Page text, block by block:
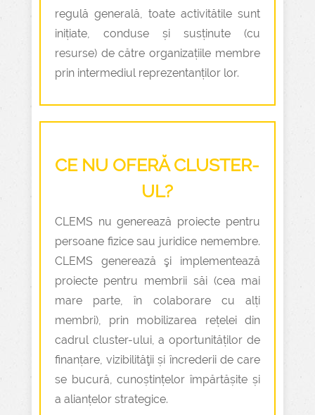
regulă generală, toate activitătile sunt
inițiate, conduse și susținute (cu
resurse) de către organizațiile membre
prin intermediul reprezentanților lor.
CE NU OFERĂ CLUSTER-
UL?
CLEMS nu generează proiecte pentru
persoane fizice sau juridice nemembre.
CLEMS generează şi implementează
proiecte pentru membrii săi (cea mai
mare parte, în colaborare cu alți
membri), prin mobilizarea rețelei din
cadrul cluster-ului, a oportunităților de
finanțare, vizibilităţii și încrederii de care
se bucură, cunoștințelor împărtășite și
a alianțelor strategice.